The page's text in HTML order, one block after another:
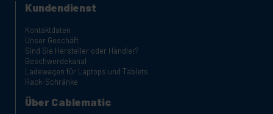
Kundendienst
Kontaktdaten
Unser Geschäft
Sind Sie Hersteller oder Händler?
Beschwerdekanal
Ladewagen für Laptops und Tablets
Rack-Schränke
Über Cablematic